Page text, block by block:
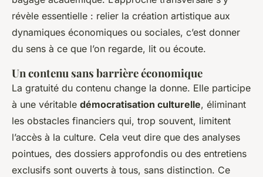
révèle essentielle : relier la création artistique aux
dynamiques économiques ou sociales, c’est donner
du sens à ce que l’on regarde, lit ou écoute.
Un contenu sans barrière économique
La gratuité du contenu change la donne. Elle participe
à une véritable démocratisation culturelle, éliminant
les obstacles financiers qui, trop souvent, limitent
l’accès à la culture. Cela veut dire que des analyses
pointues, des dossiers approfondis ou des entretiens
exclusifs sont ouverts à tous, sans distinction. Ce